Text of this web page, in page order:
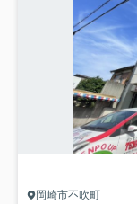
岡崎市不吹町